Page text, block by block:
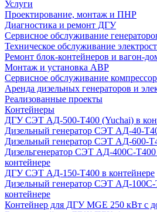
Услуги
Проектирование, монтаж и ПНР
Диагностика и ремонт ДГУ
Сервисное обслуживание
Техническое обслуживание
Ремонт блок-контейнеров и вагон-
Монтаж и установка АВР
Сервисное обслуживание
Аренда дизельных генераторов и
Реализованные проекты
Контейнеры
ДГУ СЭТ АД-500-Т400 (Yuchai) в
Дизельный генератор СЭТ АД-40-
Дизельный генератор СЭТ АД-600-
Дизельгенератор СЭТ АД-400С-
контейнере
ДГУ СЭТ АД-150-Т400 в контейнере
Дизельный генератор СЭТ АД-100С-
контейнере
Контейнер для ДГУ MGE 250 кВт с